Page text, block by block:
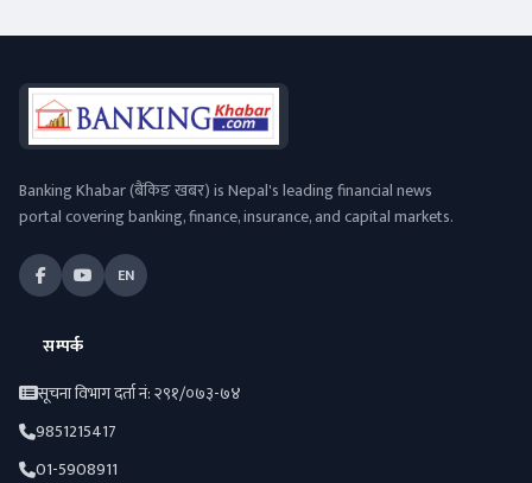
Banking Khabar (बैंकिङ खबर) is Nepal's leading financial news
portal covering banking, finance, insurance, and capital markets.
EN
सम्पर्क
सूचना विभाग दर्ता नं: २९१/०७३-७४
9851215417
01-5908911